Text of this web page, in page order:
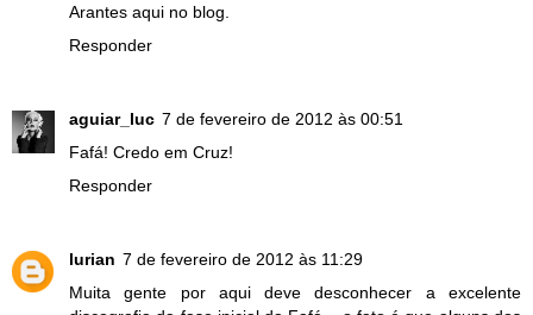
Arantes aqui no blog.
Responder
aguiar_luc 7 de fevereiro de 2012 às 00:51
Fafá! Credo em Cruz!
Responder
lurian 7 de fevereiro de 2012 às 11:29
Muita gente por aqui deve desconhecer a excelente